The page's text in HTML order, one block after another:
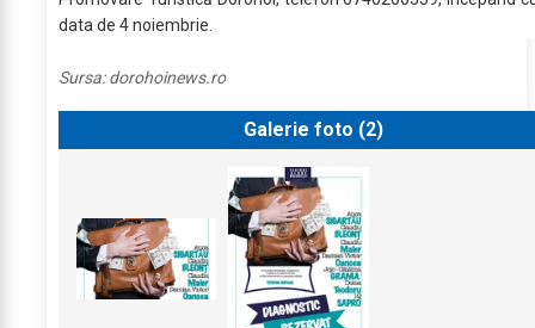
data de 4 noiembrie.
Sursa:dorohoinews.ro
Galerie foto (2)